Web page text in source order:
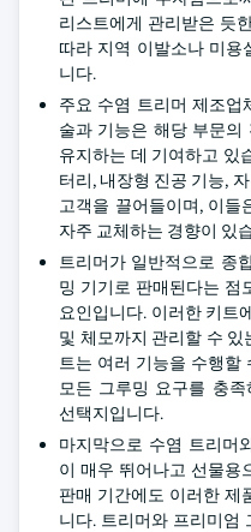
리스트에게 관리받은 듯
따라 지역 이발소나 미용
니다.
주요 수염 트리머 제조업
술과 기능은 해당 부문의
유지하는 데 기여하고 있
터리, 내장형 진공 기능,
고객을 끌어들이며, 이들
자주 교체하는 경향이 있
트리머가 일반적으로 종
밍 기기로 판매된다는 점
요인입니다. 이러한 키트
및 체모까지 관리할 수
트는 여러 기능을 수행할
모든 그루밍 요구를 충
선택지입니다.
마지막으로 수염 트리머
이 매우 뛰어나고 선물용
판매 기간에도 이러한 제
니다. 트리머와 프리미엄